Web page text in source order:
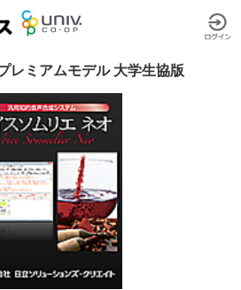
レミアムモデル 大学生協版